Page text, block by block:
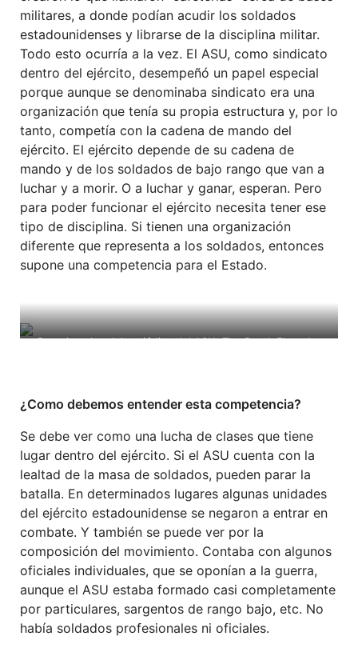
militares, a donde podían acudir los soldados
estadounidenses y librarse de la disciplina militar.
Todo esto ocurría a la vez. El ASU, como sindicato
dentro del ejército, desempeñó un papel especial
porque aunque se denominaba sindicato era una
organización que tenía su propia estructura y, por lo
tanto, competía con la cadena de mando del
ejército. El ejército depende de su cadena de
mando y de los soldados de bajo rango que van a
luchar y a morir. O a luchar y ganar, esperan. Pero
para poder funcionar el ejército necesita tener ese
tipo de disciplina. Si tienen una organización
diferente que representa a los soldados, entonces
supone una competencia para el Estado.
Dos ejemplos del periódico del ASU, The Bond. El orador
¿Como debemos entender esta competencia?
Se debe ver como una lucha de clases que tiene
lugar dentro del ejército. Si el ASU cuenta con la
lealtad de la masa de soldados, pueden parar la
batalla. En determinados lugares algunas unidades
del ejército estadounidense se negaron a entrar en
combate. Y también se puede ver por la
composición del movimiento. Contaba con algunos
oficiales individuales, que se oponían a la guerra,
aunque el ASU estaba formado casi completamente
por particulares, sargentos de rango bajo, etc. No
había soldados profesionales ni oficiales.